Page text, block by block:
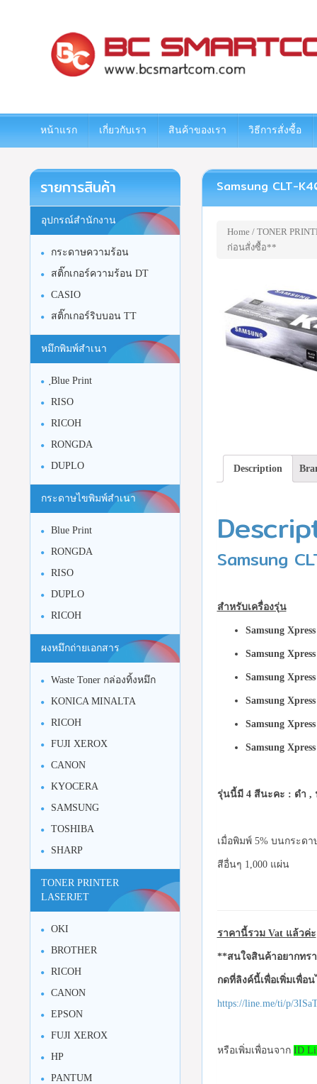
หน้าแรก เกี่ยวกับเรา สินค้าของเรา วิธีการสั่งซื้อ
Samsung CLT-
Home/ TONER
ก่อนสั่งซื้อ**
Description
Samsung
สำหรับเครื่องรุ่น
Samsung
Samsung
Samsung
Samsung
Samsung
Samsung
รุ่นนี้มี 4 สีนะคะ : ดำ ,
เมื่อพิมพ์ 5% บนกระด
สีอื่นๆ 1,000 แผ่น
ราคานี้รวม Vat แล้วค่ะ
**สนใจสินค้าอยากทร
กดที่ลิงค์นี้เพื่อเพิ่มเพื่อ
https://line.me/ti/p/
หรือเพิ่มเพื่อนจาก ID
รายการสินค้า
อุปกรณ์สำนักงาน
กระดาษความร้อน
สติ๊กเกอร์ความร้อน DT
CASIO
สติ๊กเกอร์ริบบอน TT
หมึกพิมพ์สำเนา
ฺBlue Print
RISO
RICOH
RONGDA
DUPLO
กระดาษไขพิมพ์สำเนา
Blue Print
RONGDA
RISO
DUPLO
RICOH
ผงหมึกถ่ายเอกสาร
Waste Toner กล่องทิ้งหมึก
KONICA MINALTA
RICOH
FUJI XEROX
CANON
KYOCERA
SAMSUNG
TOSHIBA
SHARP
TONER PRINTER
LASERJET
OKI
BROTHER
RICOH
CANON
EPSON
FUJI XEROX
HP
PANTUM